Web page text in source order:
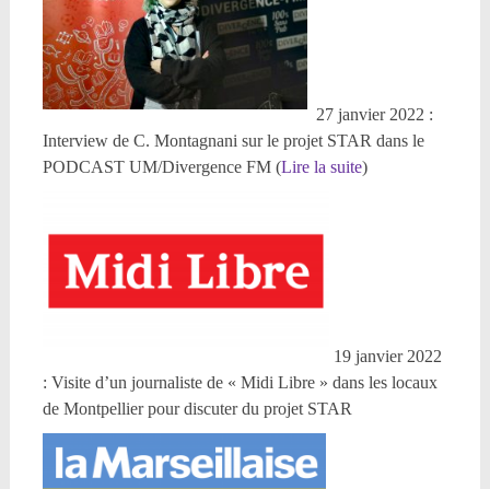
27 janvier 2022 :
Interview de C. Montagnani sur le projet STAR dans le
PODCAST UM/Divergence FM (Lire la suite)
19 janvier 2022
: Visite d’un journaliste de « Midi Libre » dans les locaux
de Montpellier pour discuter du projet STAR